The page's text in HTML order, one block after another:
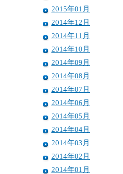
2015年01月
2014年12月
2014年11月
2014年10月
2014年09月
2014年08月
2014年07月
2014年06月
2014年05月
2014年04月
2014年03月
2014年02月
2014年01月